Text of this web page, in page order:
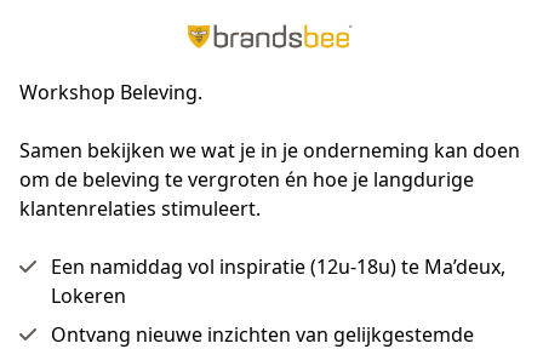
Workshop Beleving.
Samen bekijken we wat je in je onderneming kan doen
om de beleving te vergroten én hoe je langdurige
klantenrelaties stimuleert.
Een namiddag vol inspiratie (12u-18u) te Ma’deux,
Lokeren
Ontvang nieuwe inzichten van gelijkgestemde